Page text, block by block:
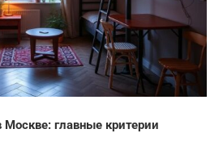
Москве: главные критерии